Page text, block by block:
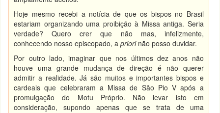
Hoje mesmo recebi a notícia de que os bispos no Brasil
estariam organizando uma proibição à Missa antiga. Seria
verdade? Quero crer que não mas, infelizmente,
conhecendo nosso episcopado, apriorinão posso duvidar.
Por outro lado, imaginar que nos últimos dez anos não
houve uma grande mudança de direção é não querer
admitir a realidade. Já são muitos e importantes bispos e
cardeais que celebraram a Missa de São Pio V após a
promulgação do Motu Próprio. Não levar isto em
consideração, supondo apenas que se trata de uma